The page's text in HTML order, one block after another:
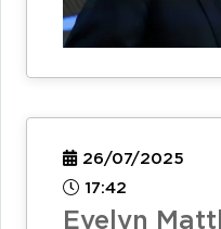
26/07/2025
17:42
Evelyn